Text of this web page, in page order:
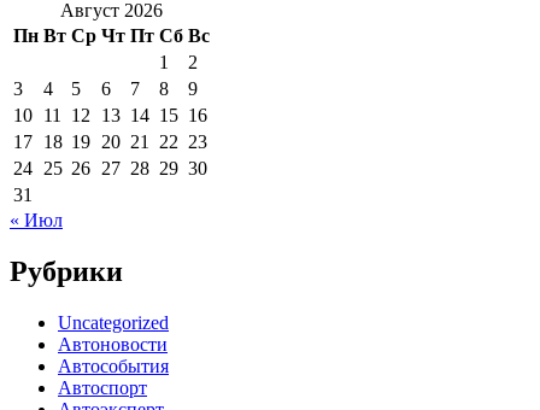
Август 2026
Пн Вт Ср Чт Пт Сб Вс
1
2
3
4 5 6 7 8
9
10 11 12 13 14 15 16
17 18 19 20 21 22 23
24 25 26 27 28 29 30
31
« Июл
Рубрики
Uncategorized
Автоновости
Автособытия
Автоспорт